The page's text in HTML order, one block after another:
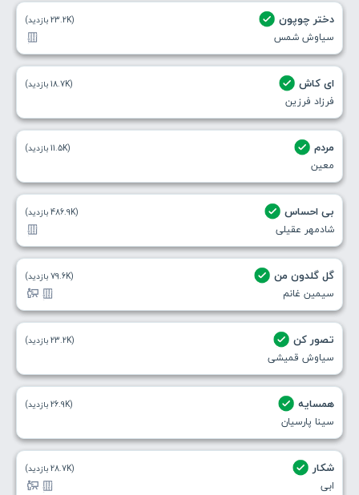
دختر چوپون
سیاوش شمس
(23.2K بازدید)
ای کاش
فرزاد فرزین
(18.7K بازدید)
مردم
معین
(11.5K بازدید)
بی احساس
شادمهر عقیلی
(486.9K بازدید)
گل گلدون من
سیمین غانم
(79.6K بازدید)
تصور کن
سیاوش قمیشی
(23.2K بازدید)
همسایه
سینا پارسیان
(26.9K بازدید)
شکار
ابی
(28.7K بازدید)